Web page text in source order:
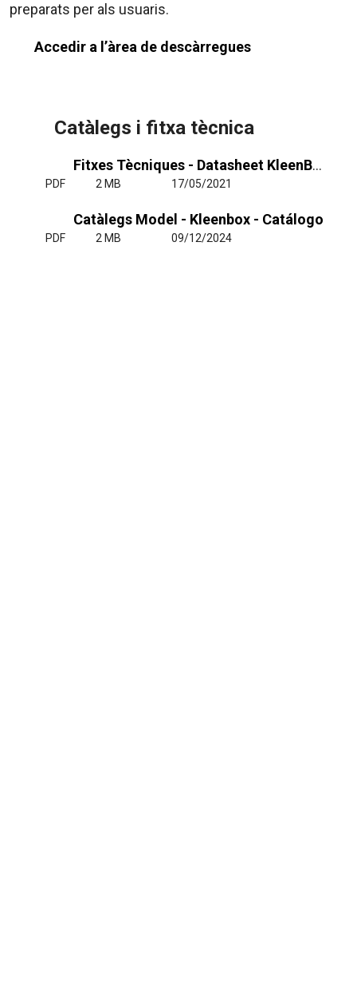
preparats per als usuaris.
Accedir a l’àrea de descàrregues
Catàlegs i fitxa tècnica
Fitxes Tècniques - Datasheet KleenBox Horizontal
PDF 2 MB 17/05/2021
Catàlegs Model - Kleenbox - Catálogo
PDF 2 MB 09/12/2024